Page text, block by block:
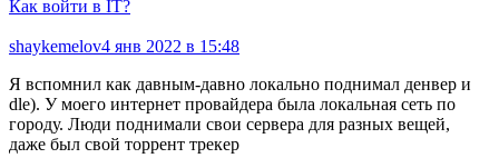
Как войти в IT?
shaykemelov4 янв 2022 в 15:48
Я вспомнил как давным-давно локально поднимал денвер и
dle). У моего интернет провайдера была локальная сеть по
городу. Люди поднимали свои сервера для разных вещей,
даже был свой торрент трекер